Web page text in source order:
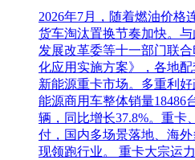
2026年7月，随着燃油价格
货车淘汰置换节奏加快。
发展改革委等十一部门联
化应用实施方案》，各地
新能源重卡市场。多重利
能源商用车整体销量18486
辆，同比增长37.8%。重卡
付，国内多场景落地、海
现领跑行业。 重卡大宗运